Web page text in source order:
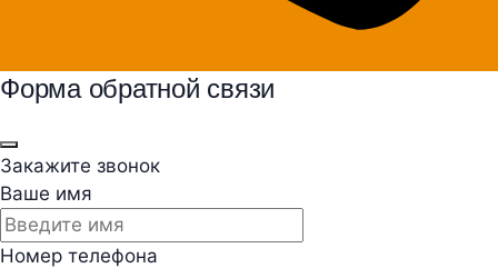
Форма обратной связи
Закажите звонок
Ваше имя
Номер телефона